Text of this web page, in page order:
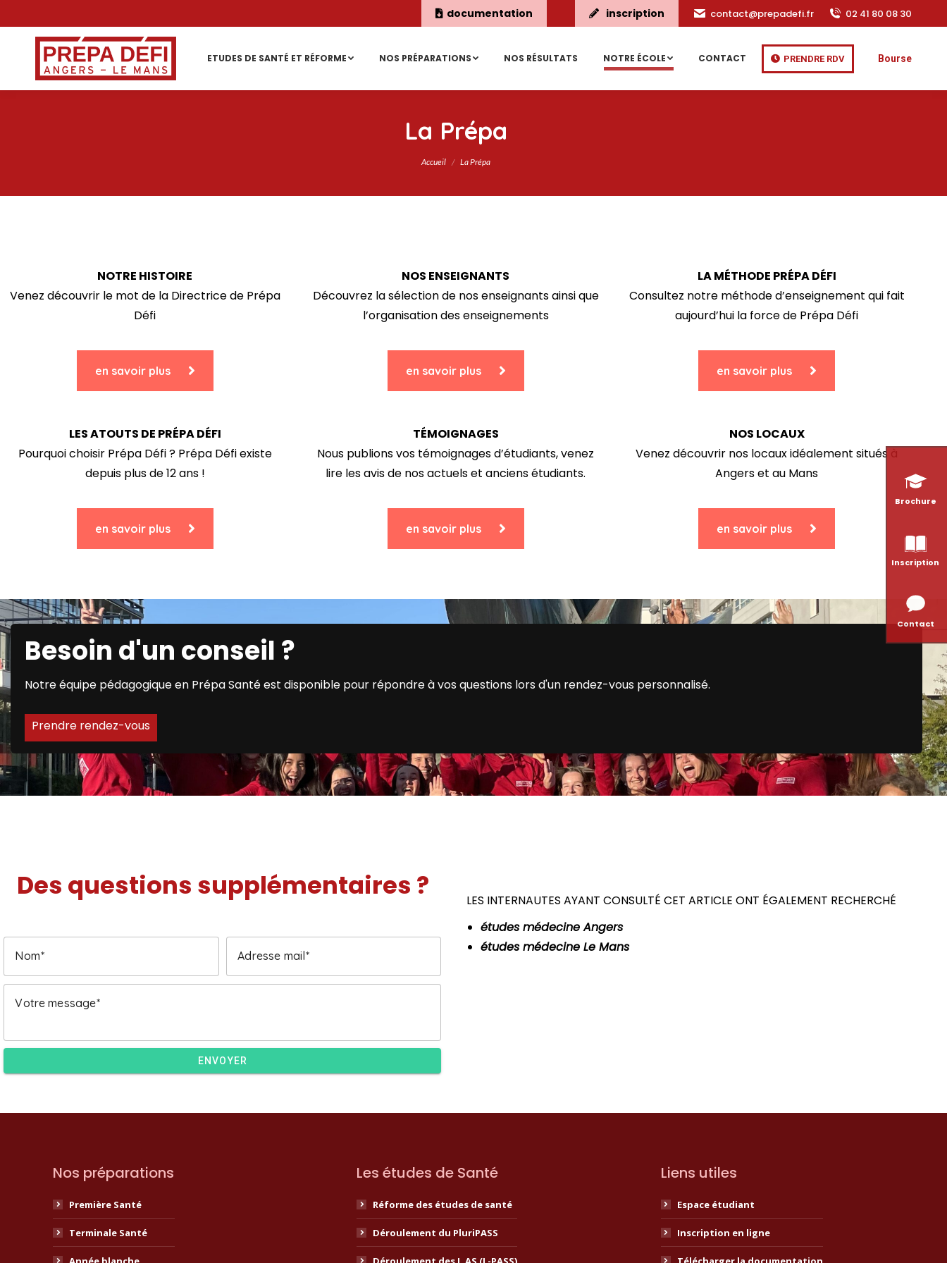
documentation inscription contact@prepadefi.fr 02 41 80 08 30
ETUDES DE SANTÉ ET RÉFORME NOS PRÉPARATIONS NOS RÉSULTATS NOTRE ÉCOLE CONTACT PRENDRE RDV Bourse
La Prépa
Vous êtes ici :
Accueil La Prépa
Brochure
Inscription
Contact
NOTRE HISTOIRE
Venez découvrir le mot de la Directrice de Prépa
Défi
en savoir plus
NOS ENSEIGNANTS
Découvrez la sélection de nos enseignants ainsi que
l’organisation des enseignements
en savoir plus
LA MÉTHODE PRÉPA DÉFI
Consultez notre méthode d’enseignement qui fait
aujourd’hui la force de Prépa Défi
en savoir plus
LES ATOUTS DE PRÉPA DÉFI
Pourquoi choisir Prépa Défi ? Prépa Défi existe
depuis plus de 12 ans !
en savoir plus
TÉMOIGNAGES
Nous publions vos témoignages d’étudiants, venez
lire les avis de nos actuels et anciens étudiants.
en savoir plus
NOS LOCAUX
Venez découvrir nos locaux idéalement situés à
Angers et au Mans
en savoir plus
Besoin d'un conseil ?
Notre équipe pédagogique en Prépa Santé est disponible pour répondre à vos questions lors d'un rendez-vous personnalisé.
Prendre rendez-vous
Des questions supplémentaires ?
Nom Adresse mail
Votre message
ENVOYER
LES INTERNAUTES AYANT CONSULTÉ CET ARTICLE ONT ÉGALEMENT RECHERCHÉ
études médecine Angers
études médecine Le Mans
Nos préparations
Première Santé
Terminale Santé
Les études de Santé
Réforme des études de santé
Déroulement du PluriPASS
Liens utiles
Espace étudiant
Inscription en ligne